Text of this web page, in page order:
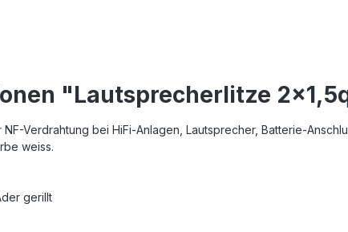
"Lautsprecherlitze
Verdrahtung bei HiFi-Anlagen, Lautsprecher, Batterie-
weiss.
gerillt